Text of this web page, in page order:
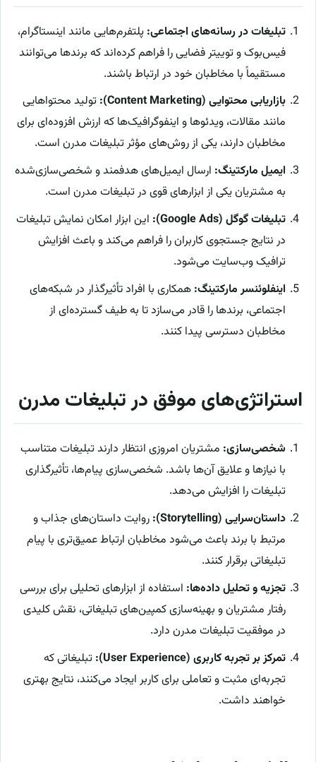
تبلیغات در رسانه‌های اجتماعی: پلتفرم‌هایی مانند اینستاگرام،
فیس‌بوک و توییتر فضایی را فراهم کرده‌اند که برندها می‌توانند
مستقیماً با مخاطبان خود در ارتباط باشند.
بازاریابی محتوایی (Content Marketing):
تولید محتواهایی
مانند مقالات، ویدئوها و اینفوگرافیک‌ها که ارزش افزوده‌ای برای
مخاطبان دارند، یکی از روش‌های مؤثر تبلیغات مدرن است.
ایمیل مارکتینگ: ارسال ایمیل‌های هدفمند و شخصی‌سازی‌شده
به مشتریان یکی از ابزارهای قوی در تبلیغات مدرن است.
تبلیغات گوگل (Google Ads):
این ابزار امکان نمایش تبلیغات
در نتایج جستجوی کاربران را فراهم می‌کند و باعث افزایش
ترافیک وب‌سایت می‌شود.
اینفلوئنسر مارکتینگ: همکاری با افراد تأثیرگذار در شبکه‌های
اجتماعی، برندها را قادر می‌سازد تا به طیف گسترده‌ای از
مخاطبان دسترسی پیدا کنند.
استراتژی‌های موفق در تبلیغات مدرن
شخصی‌سازی: مشتریان امروزی انتظار دارند تبلیغات متناسب
با نیازها و علایق آن‌ها باشد. شخصی‌سازی پیام‌ها، تأثیرگذاری
تبلیغات را افزایش می‌دهد.
داستان‌سرایی (Storytelling):
روایت داستان‌های جذاب و
مرتبط با برند باعث می‌شود مخاطبان ارتباط عمیق‌تری با پیام
تبلیغاتی برقرار کنند.
تجزیه و تحلیل داده‌ها: استفاده از ابزارهای تحلیلی برای بررسی
رفتار مشتریان و بهینه‌سازی کمپین‌های تبلیغاتی، نقش کلیدی
در موفقیت تبلیغات مدرن دارد.
تمرکز بر تجربه کاربری (User Experience):
تبلیغاتی که
تجربه‌ای مثبت و تعاملی برای کاربر ایجاد می‌کنند، نتایج بهتری
خواهند داشت.